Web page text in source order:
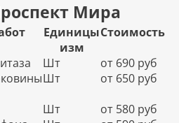
Мира
Единицы
изм
Стоимость
Шт
от 690 руб
Шт
от 650 руб
Шт
от 580 руб